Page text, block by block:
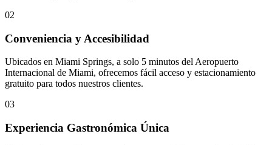
02
Conveniencia y Accesibilidad
Ubicados en Miami Springs, a solo 5 minutos del Aeropuerto
Internacional de Miami, ofrecemos fácil acceso y estacionamiento
gratuito para todos nuestros clientes.
03
Experiencia Gastronómica Única